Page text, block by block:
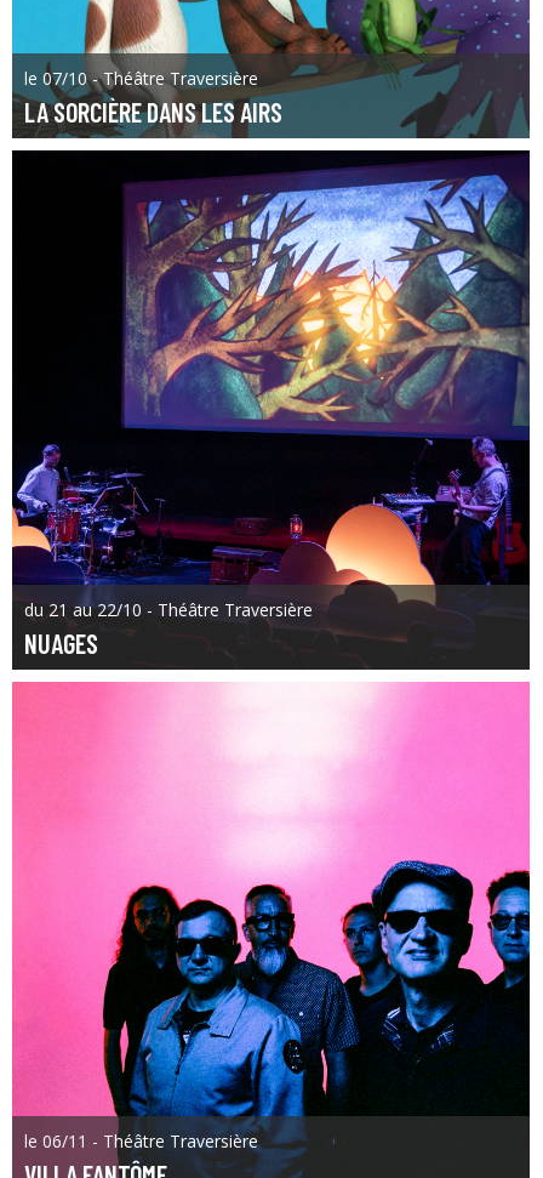
le 07/10 - Théâtre Traversière
LA SORCIÈRE DANS LES AIRS
du 21 au 22/10 - Théâtre Traversière
NUAGES
le 06/11 - Théâtre Traversière